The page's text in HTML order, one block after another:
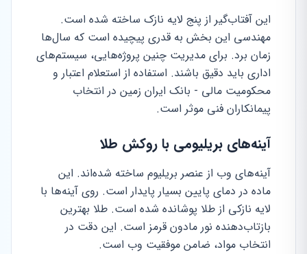
این آفتاب‌گیر از پنج لایه نازک ساخته شده است.
مهندسی این بخش به قدری پیچیده است که سال‌ها
زمان برد. برای مدیریت چنین پروژه‌هایی، سیستم‌های
اداری باید دقیق باشند. استفاده از استعلام اعتبار و
محکومیت مالی - بانک ایران زمین در انتخاب
پیمانکاران فنی موثر است.
آینه‌های بریلیومی با روکش طلا
آینه‌های وب از عنصر بریلیوم ساخته شده‌اند. این
ماده در دمای پایین بسیار پایدار است. روی آینه‌ها با
لایه نازکی از طلا پوشانده شده است. طلا بهترین
بازتاب‌دهنده نور مادون قرمز است. این دقت در
انتخاب مواد، ضامن موفقیت وب است.